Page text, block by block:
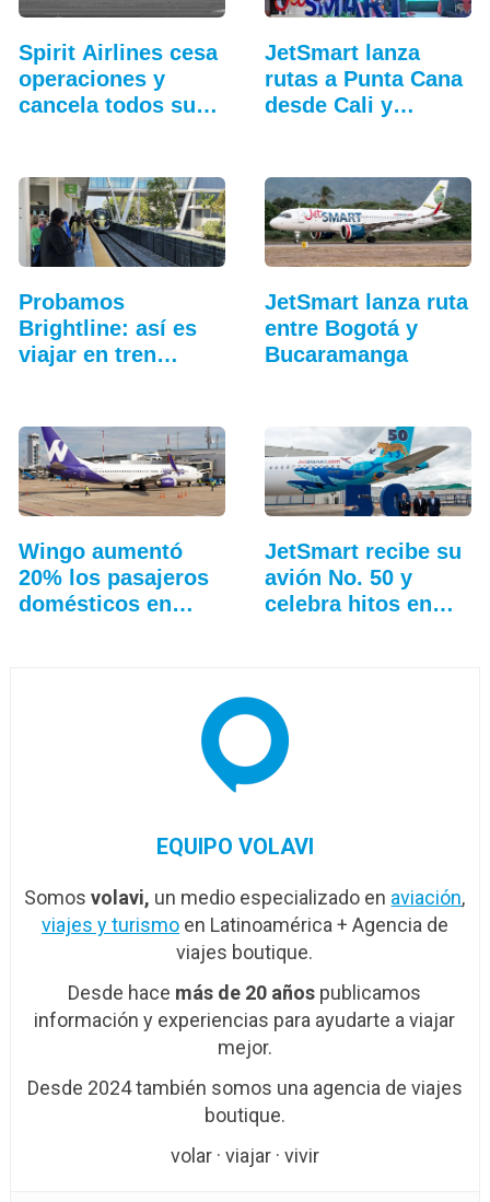
Spirit Airlines cesa
operaciones y
cancela todos sus
JetSmart lanza
rutas a Punta Cana
desde Cali y
Probamos
Brightline: así es
viajar en tren
JetSmart lanza ruta
entre Bogotá y
Bucaramanga
Wingo aumentó
20% los pasajeros
domésticos en
JetSmart recibe su
avión No. 50 y
celebra hitos en
EQUIPO VOLAVI
Somosvolavi, un medio especializado en aviación,
viajes y turismoen Latinoamérica + Agencia de
viajes boutique.
Desde hace más de 20 años publicamos
información y experiencias para ayudarte a viajar
mejor.
Desde 2024 también somos una agencia de viajes
boutique.
volar · viajar · vivir